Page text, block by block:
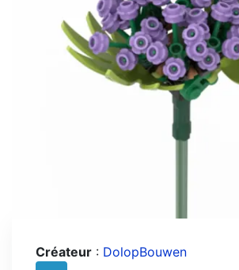
Créateur : DolopBouwen